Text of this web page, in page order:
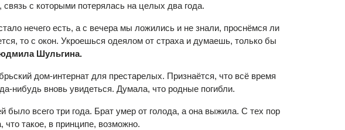
с которыми потерялась на целых два года.
нечего есть, а с вечера мы ложились и не знали, проснёмся ли
то с окон. Укроешься одеялом от страха и думаешь, только бы
Шульгина.
дом-интернат для престарелых. Признаётся, что всё время
нибудь вновь увидеться. Думала, что родные погибли.
всего три года. Брат умер от голода, а она выжила. С тех пор
такое, в принципе, возможно.